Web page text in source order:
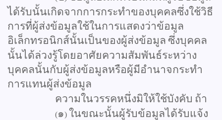
ได้รับนั้นเกิดจากการกระทำของบุคคลซึ่งใช้วิธี
การที่ผู้ส่งข้อมูลใช้ในการแสดงว่าข้อมูล
อิเล็กทรอนิกส์นั้นเป็นของผู้ส่งข้อมูล ซึ่งบุคคล
นั้นได้ล่วงรู้โดยอาศัยความสัมพันธ์ระหว่าง
บุคคลนั้นกับผู้ส่งข้อมูลหรือผู้มีอำนาจกระทำ
การแทนผู้ส่งข้อมูล
ความในวรรคหนึ่งมิให้ใช้บังคับ ถ้า
(๑) ในขณะนั้นผู้รับข้อมูลได้รับแจ้ง